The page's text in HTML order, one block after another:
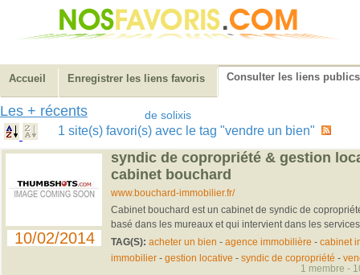
Accueil Enregistrer les liens favoris Consulter les liens publics
Les + récents de solixis
1 site(s) favori(s) avec le tag "vendre un bien"
10/02/2014
syndic de copropriété & gestion
cabinet bouchard
www.bouchard-immobilier.fr/
Cabinet bouchard est un cabinet de syndic de
basé dans les mureaux et qui intervient dans les
TAG(S): acheter un bien - agence immobilière - cabinet
immobilier- gestion locative - syndic de copropriété -
1 membre -